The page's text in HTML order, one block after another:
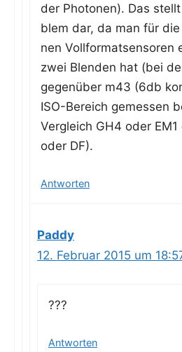
der Pho­to­nen). Das
blem dar, da man für
nen Voll­for­mat­sen­so­ren
zwei Blen­den hat (bei
gegen­über m43 (6db
ISO-Bereich gemes­sen
Ver­gleich GH4 oder
oder DF).
Antworten
Paddy
12. Februar 2015 um
???
Antworten